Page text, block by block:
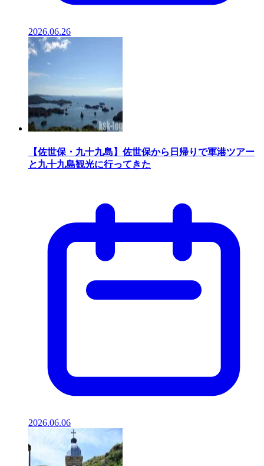
2026.06.26
【佐世保・九十九島】佐世保から日帰りで軍港ツアー
と九十九島観光に行ってきた
2026.06.06